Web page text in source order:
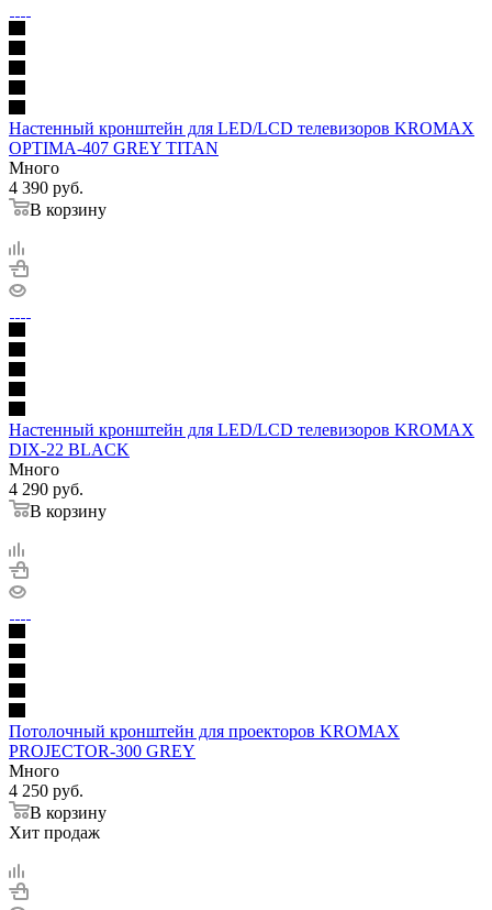
Настенный кронштейн для LED/LCD телевизоров KROMAX
OPTIMA-407 GREY TITAN
Много
4 390 руб.
В корзину
Настенный кронштейн для LED/LCD телевизоров KROMAX
DIX-22 BLACK
Много
4 290 руб.
В корзину
Потолочный кронштейн для проекторов KROMAX
PROJECTOR-300 GREY
Много
4 250 руб.
В корзину
Хит продаж